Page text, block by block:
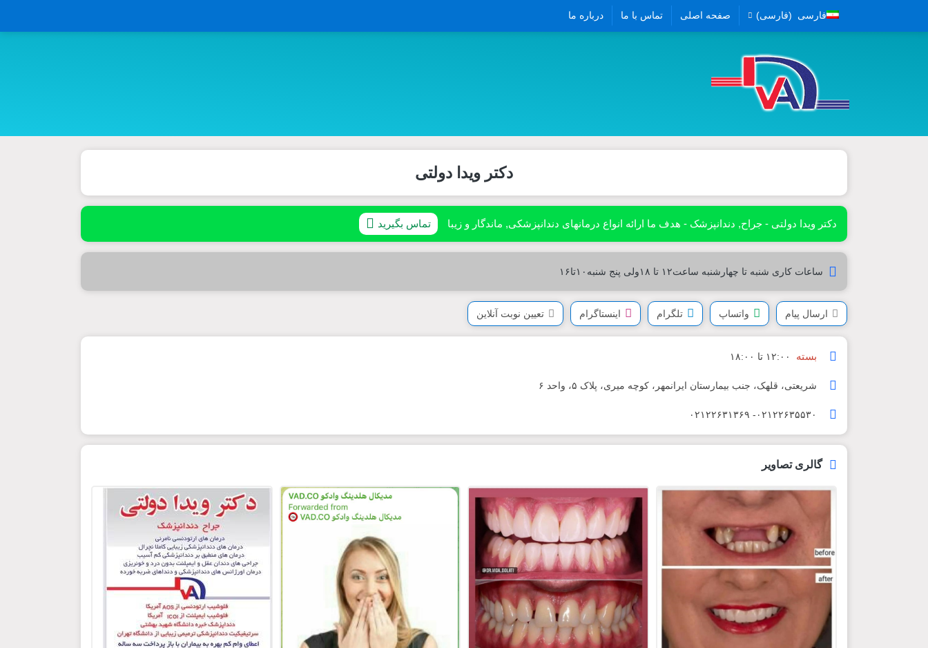
فارسی (فارسی) صفحه اصلی تماس با ما درباره ما
دکتر ویدا دولتی
دکتر ویدا دولتی - جراح, دندانپزشک - هدف ما ارائه انواع درمانهای دندانپزشکی, ماندگار و زیبا تماس بگیرید
ساعات کاری شنبه تا چهارشنبه ساعت۱۲ تا ۱۸ولی پنج شنبه۱۰تا۱۶
ارسال پیام واتساپ تلگرام اینستاگرام تعیین نوبت آنلاین
بسته ۱۲:۰۰ تا ۱۸:۰۰
شریعتی، قلهک، جنب بیمارستان ایرانمهر، کوچه میری، پلاک ۵، واحد ۶
۰۲۱۲۲۶۳۵۵۳۰- ۰۲۱۲۲۶۳۱۳۶۹
گالری تصاویر